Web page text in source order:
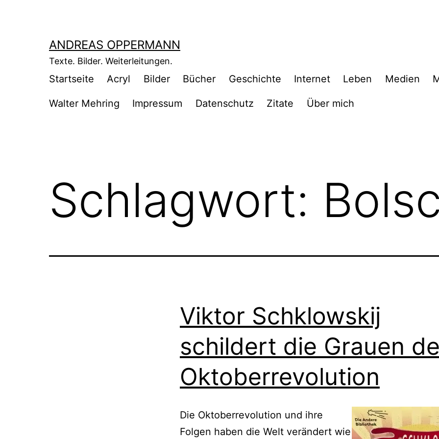
ANDREAS OPPERMANN
Texte. Bilder. Weiterleitungen.
Startseite Acryl Bilder Bücher Geschichte Internet Leben Medien
Walter Mehring Impressum Datenschutz Zitate Über mich
Schlagwort:
Viktor Schklowskij
schildert die Grauen
Oktoberrevolution
Die Oktoberrevolution und ihre
Folgen haben die Welt verändert wie